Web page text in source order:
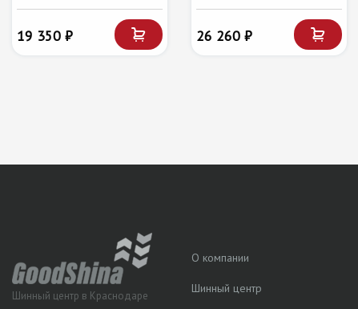
19 350 ₽ 26 260 ₽
Шинный центр в Краснодаре
О компании
Шинный центр